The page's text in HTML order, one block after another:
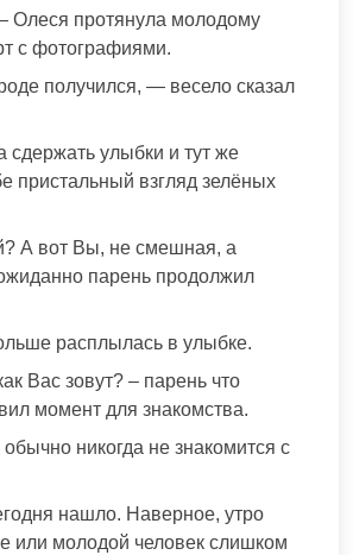
Олеся протянула молодому
с фотографиями.
получился, — весело сказал
сдержать улыбки и тут же
пристальный взгляд зелёных
А вот Вы, не смешная, а
парень продолжил
расплылась в улыбке.
Вас зовут? – парень что
момент для знакомства.
никогда не знакомится с
нашло. Наверное, утро
или молодой человек слишком